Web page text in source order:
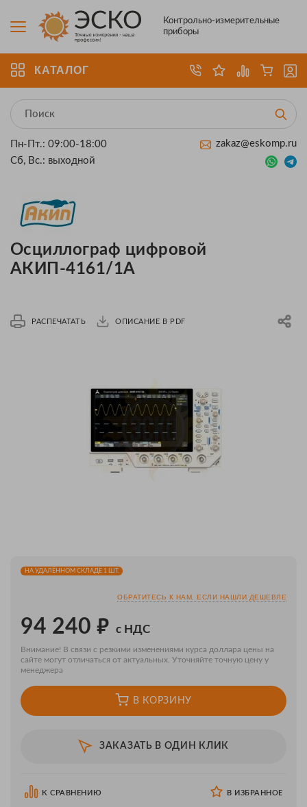
Контрольно-измерительные
приборы
КАТАЛОГ
Пн-Пт.: 09:00-18:00
Сб, Вс.: выходной
zakaz@eskomp.ru
Осциллограф цифровой
АКИП-4161/1А
РАСПЕЧАТАТЬ ОПИСАНИЕ В PDF
НА УДАЛЁННОМ СКЛАДЕ 1 ШТ.
ОБРАТИТЕСЬ К НАМ, ЕСЛИ НАШЛИ ДЕШЕВЛЕ
94 240 ₽ с НДС
Внимание! В связи с резкими изменениями курса доллара цены на
сайте могут отличаться от актуальных. Уточняйте точную цену у
менеджера
В КОРЗИНУ
ЗАКАЗАТЬ В ОДИН КЛИК
К СРАВНЕНИЮ В ИЗБРАННОЕ